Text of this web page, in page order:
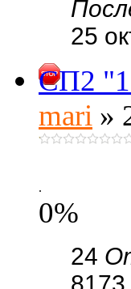
25
СП2
mari »
.
0%
24